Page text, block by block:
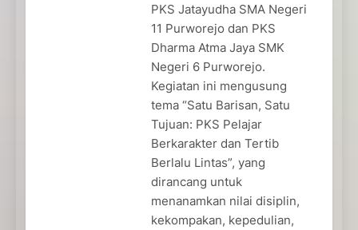
PKS Jatayudha SMA Negeri
11 Purworejo dan PKS
Dharma Atma Jaya SMK
Negeri 6 Purworejo.
Kegiatan ini mengusung
tema “Satu Barisan, Satu
Tujuan: PKS Pelajar
Berkarakter dan Tertib
Berlalu Lintas”, yang
dirancang untuk
menanamkan nilai disiplin,
kekompakan, kepedulian,